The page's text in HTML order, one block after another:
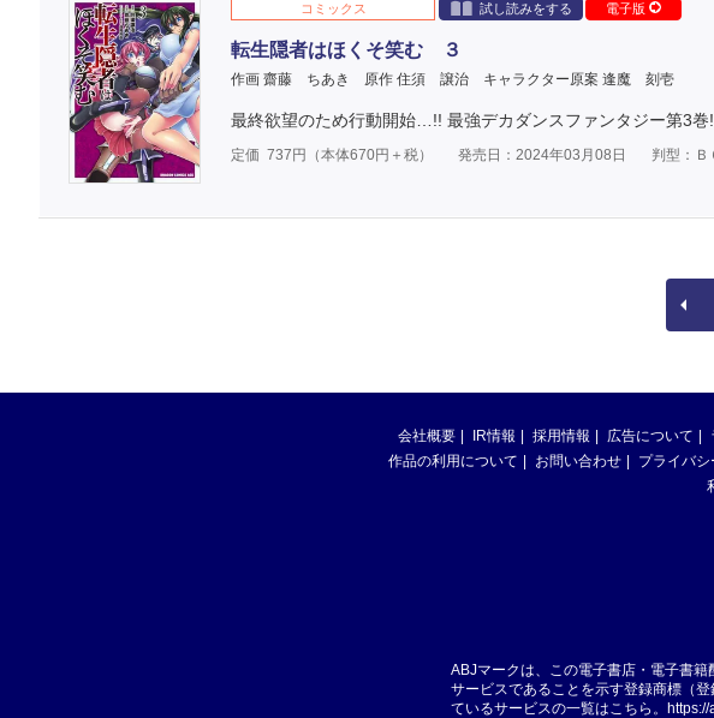
コミックス 試し読みをする 電子版
転生隠者はほくそ笑む ３
作画 齋藤 ちあき 原作 住須 譲治 キャラクター原案 逢魔 刻壱
最終欲望のため行動開始…!! 最強デカダンスファンタジー第3巻
定価 737 円（本体670円＋税） 発売日：2024年03月08日 判型：Ｂ
会社概要 IR情報 採用情報 広告について
作品の利用について
お問い合わせ プライバ
ABJマークは、この電子書店・電子書
サービスであることを示す登録商標（
ているサービスの一覧はこちら。 https://